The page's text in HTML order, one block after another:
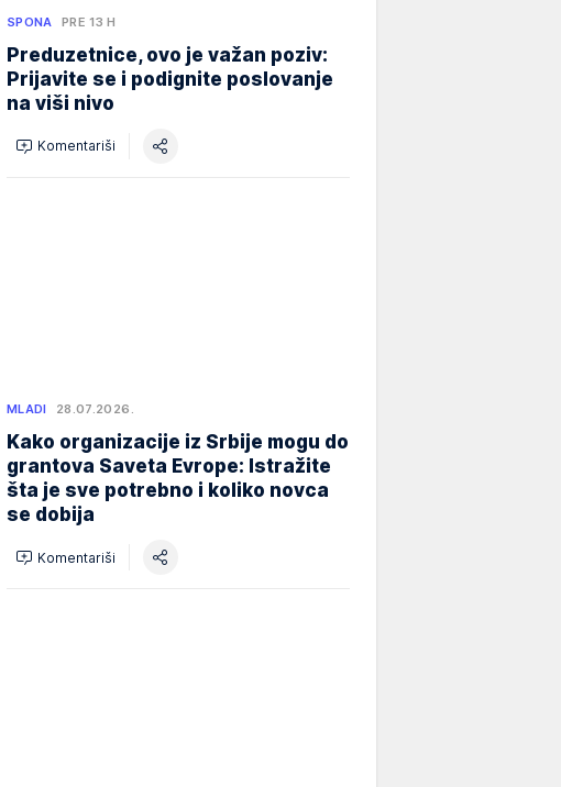
SPONA PRE 13 H
Preduzetnice, ovo je važan poziv:
Prijavite se i podignite poslovanje
na viši nivo
Komentariši
MLADI 28.07.2026.
Kako organizacije iz Srbije mogu do
grantova Saveta Evrope: Istražite
šta je sve potrebno i koliko novca
se dobija
Komentariši